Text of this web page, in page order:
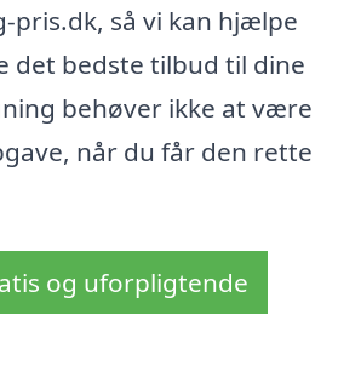
pris.dk, så vi kan hjælpe
det bedste tilbud til dine
behøver ikke at være
når du får den rette
og uforpligtende